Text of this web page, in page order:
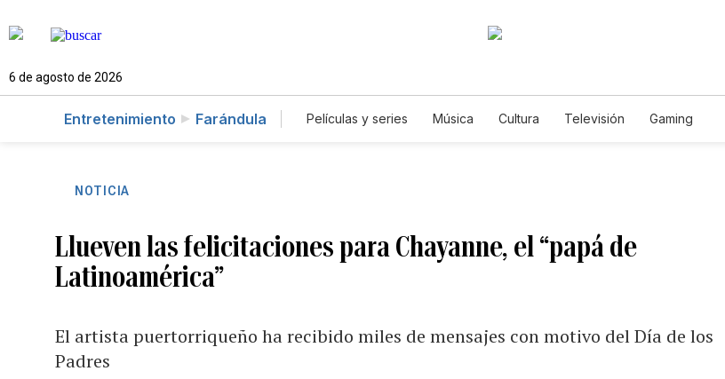
6 de agosto de 2026
Entretenimiento Farándula Películas y series Música Cultura Televisión Gaming
NOTICIA
Llueven las felicitaciones para Chayanne, el “papá de
Latinoamérica”
El artista puertorriqueño ha recibido miles de mensajes con motivo del Día de los
Padres